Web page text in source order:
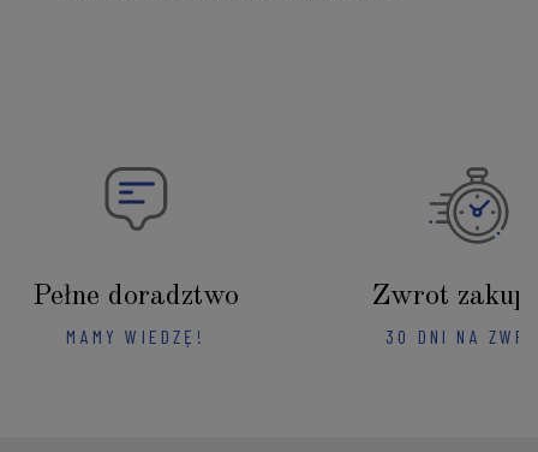
Pełne doradztwo
MAMY WIEDZĘ!
Zwrot
30 DNI NA